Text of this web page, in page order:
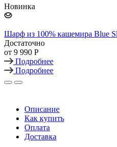
Новинка
Шарф из 100% кашемира Blue
Достаточно
от 9 990 Р
Подробнее
Подробнее
Описание
Как купить
Оплата
Доставка